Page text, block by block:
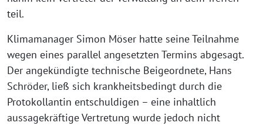
teil.
Klimamanager Simon Möser hatte seine Teilnahme
wegen eines parallel angesetzten Termins abgesagt.
Der angekündigte technische Beigeordnete, Hans
Schröder, ließ sich krankheitsbedingt durch die
Protokollantin entschuldigen – eine inhaltlich
aussagekräftige Vertretung wurde jedoch nicht